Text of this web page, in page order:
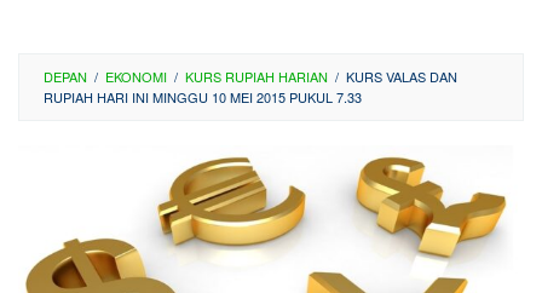
DEPAN / EKONOMI / KURS RUPIAH HARIAN / KURS VALAS DAN
RUPIAH HARI INI MINGGU 10 MEI 2015 PUKUL 7.33